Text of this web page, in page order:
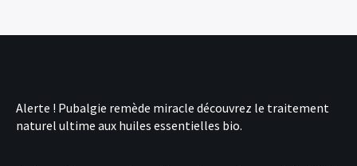
Alerte ! Pubalgie remède miracle découvrez le traitement
naturel ultime aux huiles essentielles bio.